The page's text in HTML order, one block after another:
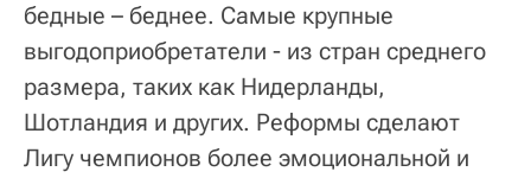
бедные – беднее. Самые крупные
выгодоприобретатели - из стран среднего
размера, таких как Нидерланды,
Шотландия и других. Реформы сделают
Лигу чемпионов более эмоциональной и